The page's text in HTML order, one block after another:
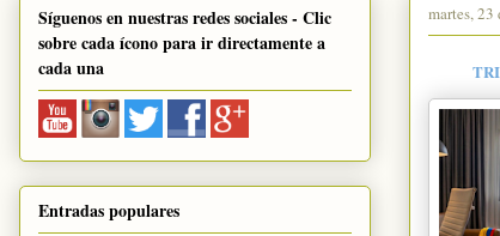
martes,
Síguenos en nuestras redes sociales - Clic
sobre cada ícono para ir directamente a
cada una
Entradas populares